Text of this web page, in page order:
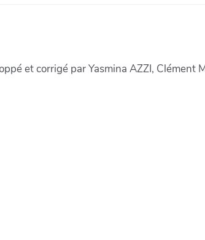
et corrigé par Yasmina AZZI, Clément